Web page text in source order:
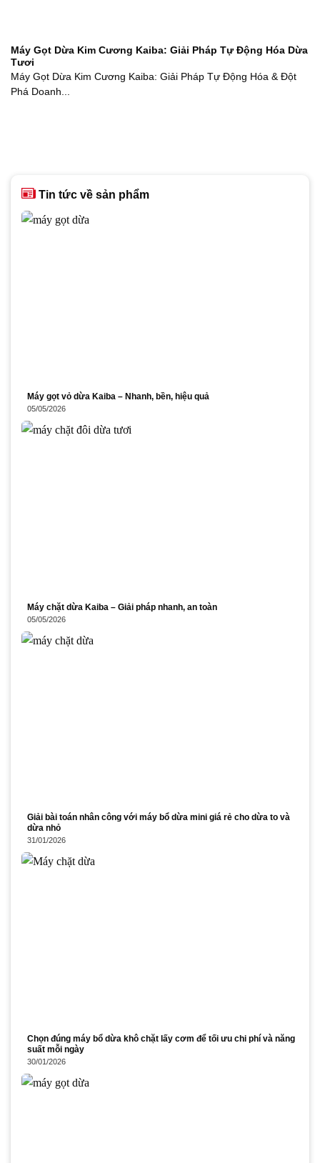
Máy Gọt Dừa Kim Cương Kaiba: Giải Pháp Tự Động Hóa Dừa
Tươi
Máy Gọt Dừa Kim Cương Kaiba: Giải Pháp Tự Động Hóa & Đột
Phá Doanh...
Tin tức về sản phẩm
Máy gọt vỏ dừa Kaiba – Nhanh, bền, hiệu quả
05/05/2026
Máy chặt dừa Kaiba – Giải pháp nhanh, an toàn
05/05/2026
Giải bài toán nhân công với máy bổ dừa mini giá rẻ cho dừa to và
dừa nhỏ
31/01/2026
Chọn đúng máy bổ dừa khô chặt lấy cơm để tối ưu chi phí và năng
suất mỗi ngày
30/01/2026